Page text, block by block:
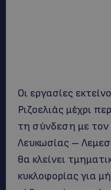
Οι εργασίες
Ριζοελιάς μέχρι
τη σύνδεση με
Λευκωσίας –
θα κλείνει
κυκλοφορίας για